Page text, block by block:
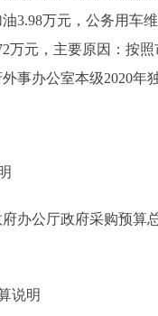
3.98万元，公务用车
万元，主要原因：按
事办公室本级2020
公厅政府采购预算总
说明